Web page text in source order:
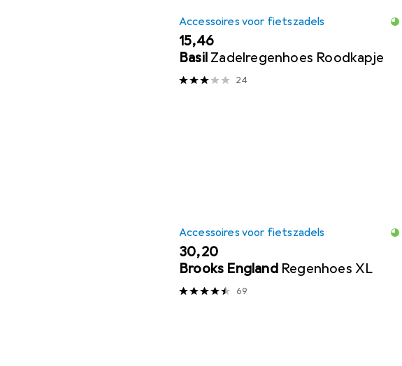
Accessoires voor fietszadels
EUR
15,46
Basil Zadelregenhoes Roodkapje
24
Accessoires voor fietszadels
EUR
30,20
Brooks England Regenhoes XL
69